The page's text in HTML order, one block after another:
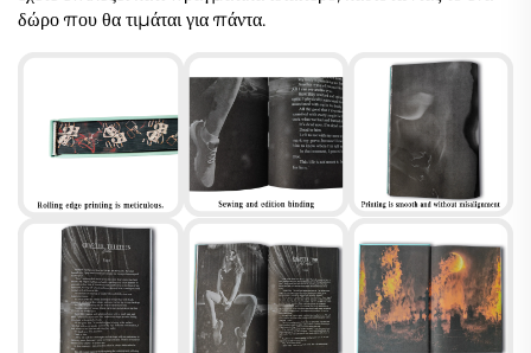
δώρο που θα τιμάται για πάντα.